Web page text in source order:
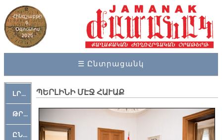
Հինգշաբթի
6,
Օգոստոս
2026
☰ Ընտրացանկ
ԼՐԱՀՈՍ
ԹՐՔԱՀԱՅ ԿԵԱՆՔ
ԸՆԿԵՐԱՄՇԱԿՈՒԹԱՅԻՆ
ՊԵՐԼԻՆԻ ՄԷՋ ՀԱՒԱՔ